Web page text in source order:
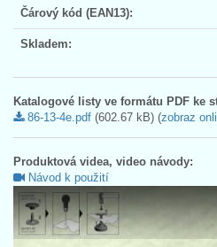
Čárový kód (EAN13):
Skladem:
Katalogové listy ve formátu PDF ke
86-13-4e.pdf (602.67 kB) (zobraz
Produktová videa, video návody:
Návod k použití